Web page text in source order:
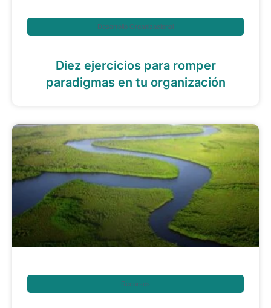
Desarrollo Organizacional
Diez ejercicios para romper
paradigmas en tu organización
Recursos